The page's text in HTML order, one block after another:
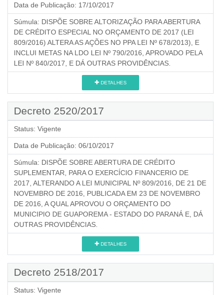
Data de Publicação: 17/10/2017
Súmula: DISPÕE SOBRE ALTORIZAÇÃO PARA ABERTURA
DE CRÉDITO ESPECIAL NO ORÇAMENTO DE 2017 (LEI
809/2016) ALTERA AS AÇÕES NO PPA LEI Nº 678/2013), E
INCLUI METAS NA LDO LEI Nº 790/2016, APROVADO PELA
LEI Nº 840/2017, E DÁ OUTRAS PROVIDÊNCIAS.
DETALHES
Decreto 2520/2017
Status: Vigente
Data de Publicação: 06/10/2017
Súmula: DISPÕE SOBRE ABERTURA DE CRÉDITO
SUPLEMENTAR, PARA O EXERCÍCIO FINANCERIO DE
2017, ALTERANDO A LEI MUNICIPAL Nº 809/2016, DE 21 DE
NOVEMBRO DE 2016, PUBLICADA EM 23 DE NOVEMBRO
DE 2016, A QUAL APROVOU O ORÇAMENTO DO
MUNICIPIO DE GUAPOREMA - ESTADO DO PARANÁ E, DÁ
OUTRAS PROVIDÊNCIAS.
DETALHES
Decreto 2518/2017
Status: Vigente